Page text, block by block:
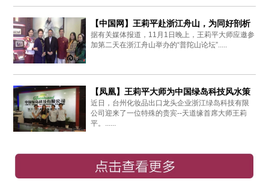
【中国网】王莉平赴浙江舟山，为同好剖析
周易思想
据有关媒体报道，11月1日晚上，王莉平大师应邀参
加第二天在浙江舟山举办的“普陀山论坛”.....
【凤凰】王莉平大师为中国绿岛科技风水策
划布局
近日，台州化妆品出口龙头企业浙江绿岛科技有限
公司迎来了一位特殊的贵宾--天道缘首席大师王莉
平。......